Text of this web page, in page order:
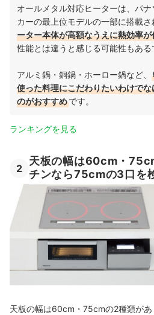
オールメタル対応ヒーターは、パ
カーの最上位モデルの一部に搭載さ
ーター本体が高額なうえに熱効率が
性能とは違うと感じる可能性もある
アルミ鍋・銅鍋・ホーロー鍋など、
使った料理にこだわりたいわけで
のがおすすめです。
ランキングを見る
2
天板の幅は60cm・
チンなら75cmの3口を
天板の幅は60cm・75cmの2種類が